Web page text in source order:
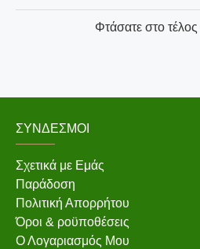
Φτάσατε στο τέλος
ΣΎΝΔΕΣΜΟΙ
Σχετικά με Εμάς
Παράδοση
Πολιτική Απορρήτου
Όροι & ροϋποθέσεις
Ο Λογαριασμός Μου